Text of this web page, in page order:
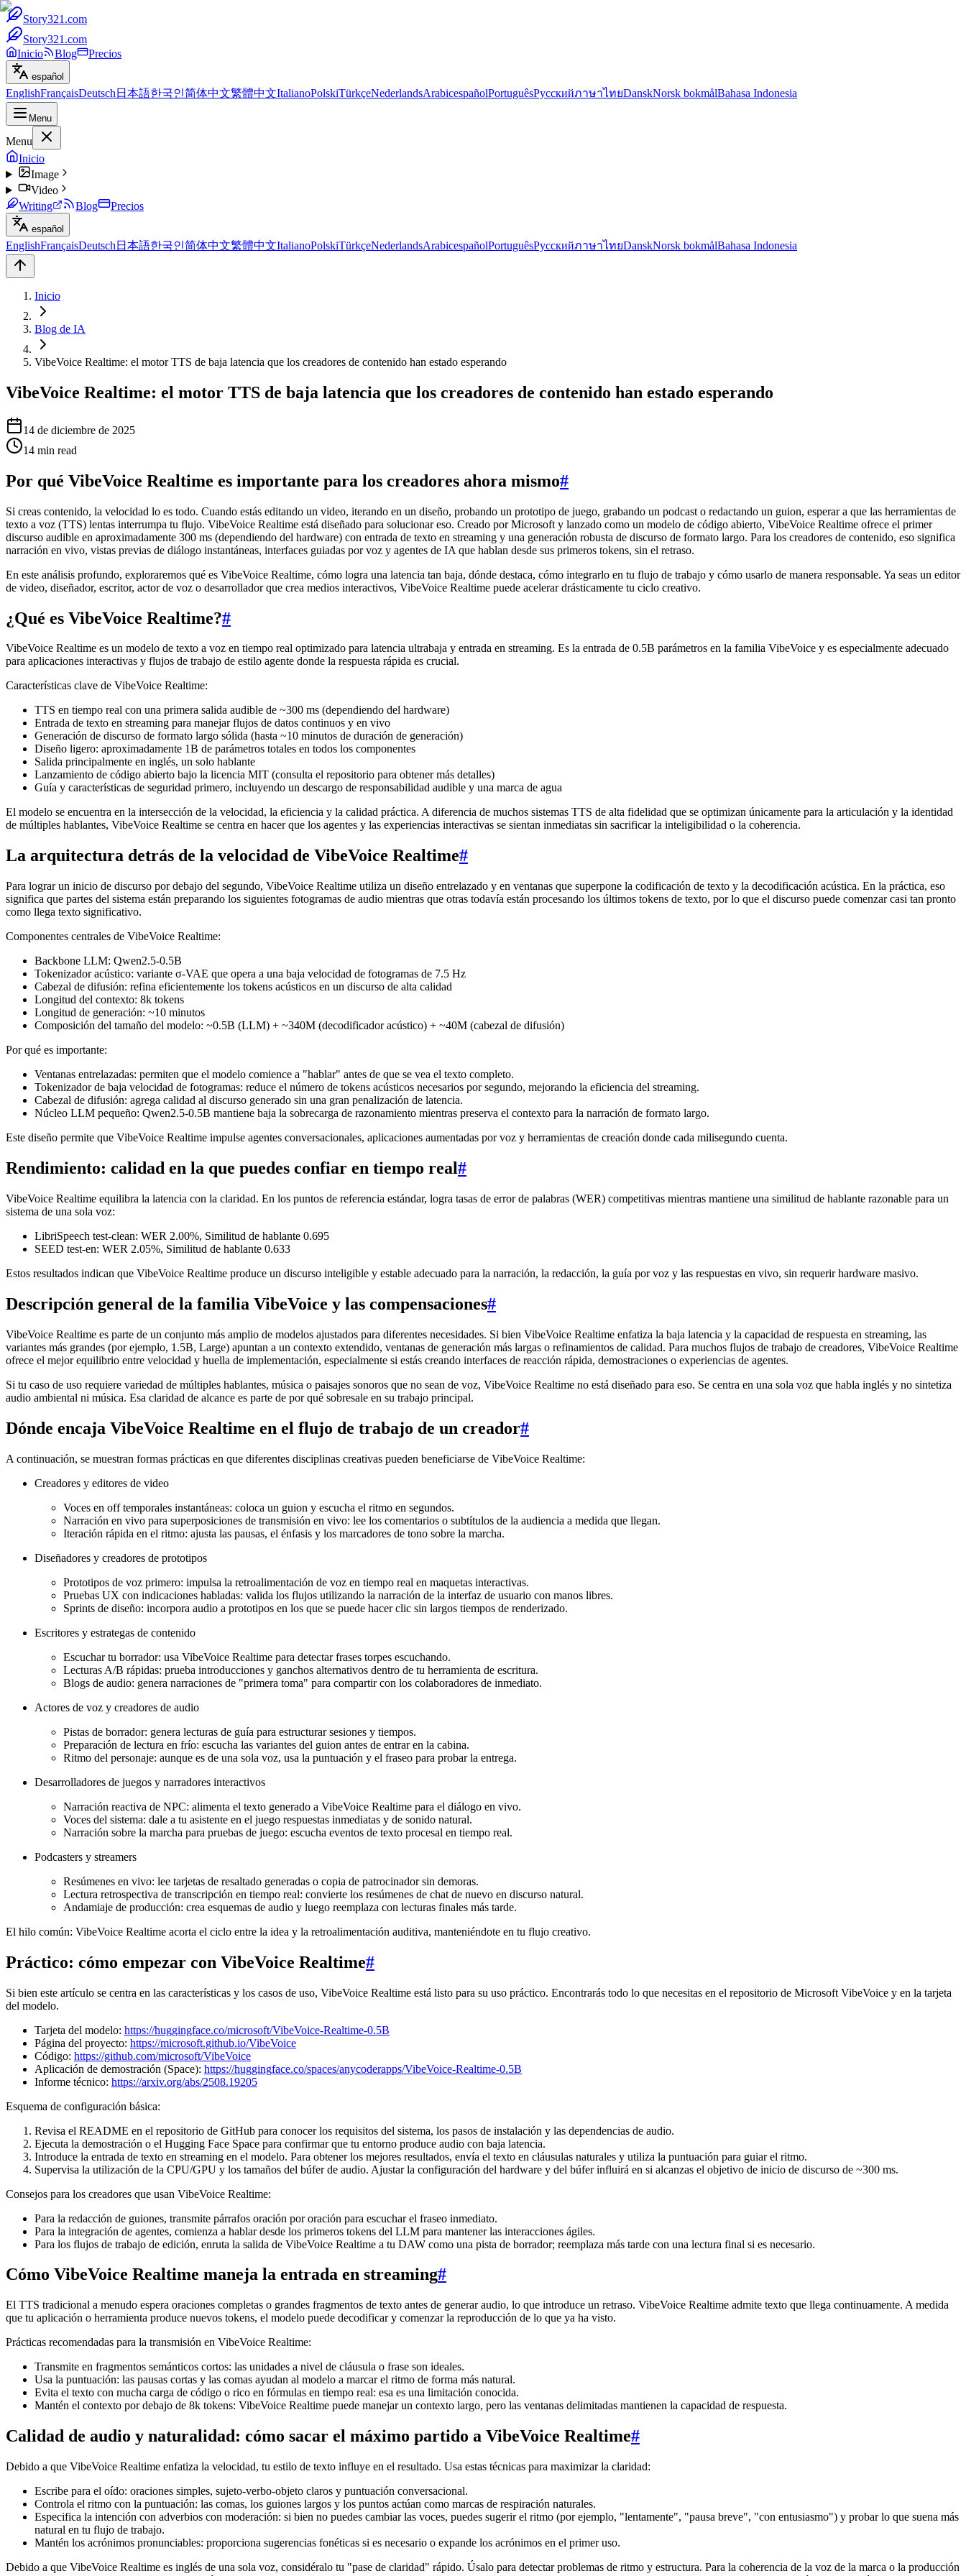
Story321.com
Story321.com
Inicio
Blog Precios
español
EnglishFrançaisDeutsch 日本語한국인简体中文繁體中文ItalianoPolskiTürkçeNederlandsArabicespañolPortuguêsРусскийภาษาไทยDanskNorsk bokmålBahasa Indonesia
Menu
Menu
Inicio
Image
Video
Writing
Blog Precios
español
EnglishFrançaisDeutsch 日本語한국인简体中文繁體中文ItalianoPolskiTürkçeNederlandsArabicespañolPortuguêsРусскийภาษาไทยDanskNorsk bokmålBahasa Indonesia
Inicio
Blog de IA
VibeVoice Realtime: el motor TTS de baja latencia que los creadores de contenido han estado esperando
VibeVoice Realtime: el motor TTS de baja latencia que los creadores de contenido han estado esperando
14 de diciembre de 2025
14 min read
Por qué VibeVoice Realtime es importante para los creadores ahora mismo#
Si creas contenido, la velocidad lo es todo. Cuando estás editando un video, iterando en un diseño, probando un prototipo de juego, grabando un podcast o redactando un guion, esperar a que las herramientas de
texto a voz (TTS) lentas interrumpa tu flujo. VibeVoice Realtime está diseñado para solucionar eso. Creado por Microsoft y lanzado como un modelo de código abierto, VibeVoice Realtime ofrece el primer
discurso audible en aproximadamente 300 ms (dependiendo del hardware) con entrada de texto en streaming y una generación robusta de discurso de formato largo. Para los creadores de contenido, eso significa
narración en vivo, vistas previas de diálogo instantáneas, interfaces guiadas por voz y agentes de IA que hablan desde sus primeros tokens, sin el retraso.
En este análisis profundo, exploraremos qué es VibeVoice Realtime, cómo logra una latencia tan baja, dónde destaca, cómo integrarlo en tu flujo de trabajo y cómo usarlo de manera responsable. Ya seas un editor
de video, diseñador, escritor, actor de voz o desarrollador que crea medios interactivos, VibeVoice Realtime puede acelerar drásticamente tu ciclo creativo.
¿Qué es VibeVoice Realtime?#
VibeVoice Realtime es un modelo de texto a voz en tiempo real optimizado para latencia ultrabaja y entrada en streaming. Es la entrada de 0.5B parámetros en la familia VibeVoice y es especialmente adecuado
para aplicaciones interactivas y flujos de trabajo de estilo agente donde la respuesta rápida es crucial.
Características clave de VibeVoice Realtime:
TTS en tiempo real con una primera salida audible de ~300 ms (dependiendo del hardware)
Entrada de texto en streaming para manejar flujos de datos continuos y en vivo
Generación de discurso de formato largo sólida (hasta ~10 minutos de duración de generación)
Diseño ligero: aproximadamente 1B de parámetros totales en todos los componentes
Salida principalmente en inglés, un solo hablante
Lanzamiento de código abierto bajo la licencia MIT (consulta el repositorio para obtener más detalles)
Guía y características de seguridad primero, incluyendo un descargo de responsabilidad audible y una marca de agua
El modelo se encuentra en la intersección de la velocidad, la eficiencia y la calidad práctica. A diferencia de muchos sistemas TTS de alta fidelidad que se optimizan únicamente para la articulación y la identidad
de múltiples hablantes, VibeVoice Realtime se centra en hacer que los agentes y las experiencias interactivas se sientan inmediatas sin sacrificar la inteligibilidad o la coherencia.
La arquitectura detrás de la velocidad de VibeVoice Realtime#
Para lograr un inicio de discurso por debajo del segundo, VibeVoice Realtime utiliza un diseño entrelazado y en ventanas que superpone la codificación de texto y la decodificación acústica. En la práctica, eso
significa que partes del sistema están preparando los siguientes fotogramas de audio mientras que otras todavía están procesando los últimos tokens de texto, por lo que el discurso puede comenzar casi tan pronto
como llega texto significativo.
Componentes centrales de VibeVoice Realtime:
Backbone LLM: Qwen2.5-0.5B
Tokenizador acústico: variante σ-VAE que opera a una baja velocidad de fotogramas de 7.5 Hz
Cabezal de difusión: refina eficientemente los tokens acústicos en un discurso de alta calidad
Longitud del contexto: 8k tokens
Longitud de generación: ~10 minutos
Composición del tamaño del modelo: ~0.5B (LLM) + ~340M (decodificador acústico) + ~40M (cabezal de difusión)
Por qué es importante:
Ventanas entrelazadas: permiten que el modelo comience a "hablar" antes de que se vea el texto completo.
Tokenizador de baja velocidad de fotogramas: reduce el número de tokens acústicos necesarios por segundo, mejorando la eficiencia del streaming.
Cabezal de difusión: agrega calidad al discurso generado sin una gran penalización de latencia.
Núcleo LLM pequeño: Qwen2.5-0.5B mantiene baja la sobrecarga de razonamiento mientras preserva el contexto para la narración de formato largo.
Este diseño permite que VibeVoice Realtime impulse agentes conversacionales, aplicaciones aumentadas por voz y herramientas de creación donde cada milisegundo cuenta.
Rendimiento: calidad en la que puedes confiar en tiempo real#
VibeVoice Realtime equilibra la latencia con la claridad. En los puntos de referencia estándar, logra tasas de error de palabras (WER) competitivas mientras mantiene una similitud de hablante razonable para un
sistema de una sola voz:
LibriSpeech test-clean: WER 2.00%, Similitud de hablante 0.695
SEED test-en: WER 2.05%, Similitud de hablante 0.633
Estos resultados indican que VibeVoice Realtime produce un discurso inteligible y estable adecuado para la narración, la redacción, la guía por voz y las respuestas en vivo, sin requerir hardware masivo.
Descripción general de la familia VibeVoice y las compensaciones#
VibeVoice Realtime es parte de un conjunto más amplio de modelos ajustados para diferentes necesidades. Si bien VibeVoice Realtime enfatiza la baja latencia y la capacidad de respuesta en streaming, las
variantes más grandes (por ejemplo, 1.5B, Large) apuntan a un contexto extendido, ventanas de generación más largas o refinamientos de calidad. Para muchos flujos de trabajo de creadores, VibeVoice Realtime
ofrece el mejor equilibrio entre velocidad y huella de implementación, especialmente si estás creando interfaces de reacción rápida, demostraciones o experiencias de agentes.
Si tu caso de uso requiere variedad de múltiples hablantes, música o paisajes sonoros que no sean de voz, VibeVoice Realtime no está diseñado para eso. Se centra en una sola voz que habla inglés y no sintetiza
audio ambiental ni música. Esa claridad de alcance es parte de por qué sobresale en su trabajo principal.
Dónde encaja VibeVoice Realtime en el flujo de trabajo de un creador#
A continuación, se muestran formas prácticas en que diferentes disciplinas creativas pueden beneficiarse de VibeVoice Realtime:
Creadores y editores de video
Voces en off temporales instantáneas: coloca un guion y escucha el ritmo en segundos.
Narración en vivo para superposiciones de transmisión en vivo: lee los comentarios o subtítulos de la audiencia a medida que llegan.
Iteración rápida en el ritmo: ajusta las pausas, el énfasis y los marcadores de tono sobre la marcha.
Diseñadores y creadores de prototipos
Prototipos de voz primero: impulsa la retroalimentación de voz en tiempo real en maquetas interactivas.
Pruebas UX con indicaciones habladas: valida los flujos utilizando la narración de la interfaz de usuario con manos libres.
Sprints de diseño: incorpora audio a prototipos en los que se puede hacer clic sin largos tiempos de renderizado.
Escritores y estrategas de contenido
Escuchar tu borrador: usa VibeVoice Realtime para detectar frases torpes escuchando.
Lecturas A/B rápidas: prueba introducciones y ganchos alternativos dentro de tu herramienta de escritura.
Blogs de audio: genera narraciones de "primera toma" para compartir con los colaboradores de inmediato.
Actores de voz y creadores de audio
Pistas de borrador: genera lecturas de guía para estructurar sesiones y tiempos.
Preparación de lectura en frío: escucha las variantes del guion antes de entrar en la cabina.
Ritmo del personaje: aunque es de una sola voz, usa la puntuación y el fraseo para probar la entrega.
Desarrolladores de juegos y narradores interactivos
Narración reactiva de NPC: alimenta el texto generado a VibeVoice Realtime para el diálogo en vivo.
Voces del sistema: dale a tu asistente en el juego respuestas inmediatas y de sonido natural.
Narración sobre la marcha para pruebas de juego: escucha eventos de texto procesal en tiempo real.
Podcasters y streamers
Resúmenes en vivo: lee tarjetas de resaltado generadas o copia de patrocinador sin demoras.
Lectura retrospectiva de transcripción en tiempo real: convierte los resúmenes de chat de nuevo en discurso natural.
Andamiaje de producción: crea esquemas de audio y luego reemplaza con lecturas finales más tarde.
El hilo común: VibeVoice Realtime acorta el ciclo entre la idea y la retroalimentación auditiva, manteniéndote en tu flujo creativo.
Práctico: cómo empezar con VibeVoice Realtime#
Si bien este artículo se centra en las características y los casos de uso, VibeVoice Realtime está listo para su uso práctico. Encontrarás todo lo que necesitas en el repositorio de Microsoft VibeVoice y en la tarjeta
del modelo.
Tarjeta del modelo: https://huggingface.co/microsoft/VibeVoice-Realtime-0.5B
Página del proyecto: https://microsoft.github.io/VibeVoice
Código: https://github.com/microsoft/VibeVoice
Aplicación de demostración (Space): https://huggingface.co/spaces/anycoderapps/VibeVoice-Realtime-0.5B
Informe técnico: https://arxiv.org/abs/2508.19205
Esquema de configuración básica:
Revisa el README en el repositorio de GitHub para conocer los requisitos del sistema, los pasos de instalación y las dependencias de audio.
Ejecuta la demostración o el Hugging Face Space para confirmar que tu entorno produce audio con baja latencia.
Introduce la entrada de texto en streaming en el modelo. Para obtener los mejores resultados, envía el texto en cláusulas naturales y utiliza la puntuación para guiar el ritmo.
Supervisa la utilización de la CPU/GPU y los tamaños del búfer de audio. Ajustar la configuración del hardware y del búfer influirá en si alcanzas el objetivo de inicio de discurso de ~300 ms.
Consejos para los creadores que usan VibeVoice Realtime:
Para la redacción de guiones, transmite párrafos oración por oración para escuchar el fraseo inmediato.
Para la integración de agentes, comienza a hablar desde los primeros tokens del LLM para mantener las interacciones ágiles.
Para los flujos de trabajo de edición, enruta la salida de VibeVoice Realtime a tu DAW como una pista de borrador; reemplaza más tarde con una lectura final si es necesario.
Cómo VibeVoice Realtime maneja la entrada en streaming#
El TTS tradicional a menudo espera oraciones completas o grandes fragmentos de texto antes de generar audio, lo que introduce un retraso. VibeVoice Realtime admite texto que llega continuamente. A medida
que tu aplicación o herramienta produce nuevos tokens, el modelo puede decodificar y comenzar la reproducción de lo que ya ha visto.
Prácticas recomendadas para la transmisión en VibeVoice Realtime:
Transmite en fragmentos semánticos cortos: las unidades a nivel de cláusula o frase son ideales.
Usa la puntuación: las pausas cortas y las comas ayudan al modelo a marcar el ritmo de forma más natural.
Evita el texto con mucha carga de código o rico en fórmulas en tiempo real: esa es una limitación conocida.
Mantén el contexto por debajo de 8k tokens: VibeVoice Realtime puede manejar un contexto largo, pero las ventanas delimitadas mantienen la capacidad de respuesta.
Calidad de audio y naturalidad: cómo sacar el máximo partido a VibeVoice Realtime#
Debido a que VibeVoice Realtime enfatiza la velocidad, tu estilo de texto influye en el resultado. Usa estas técnicas para maximizar la claridad:
Escribe para el oído: oraciones simples, sujeto-verbo-objeto claros y puntuación conversacional.
Controla el ritmo con la puntuación: las comas, los guiones largos y los puntos actúan como marcas de respiración naturales.
Especifica la intención con adverbios con moderación: si bien no puedes cambiar las voces, puedes sugerir el ritmo (por ejemplo, "lentamente", "pausa breve", "con entusiasmo") y probar lo que suena más
natural en tu flujo de trabajo.
Mantén los acrónimos pronunciables: proporciona sugerencias fonéticas si es necesario o expande los acrónimos en el primer uso.
Debido a que VibeVoice Realtime es inglés de una sola voz, considéralo tu "pase de claridad" rápido. Úsalo para detectar problemas de ritmo y estructura. Para la coherencia de la voz de la marca o la producción